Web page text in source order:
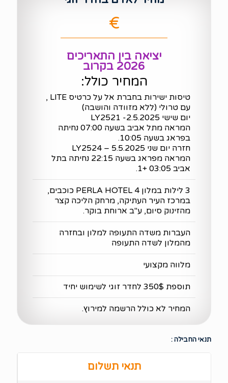
€
יציאה בין התאריכים
2026 בקרוב
המחיר כולל:
טיסות ישירות בחברת אל על כרטיס LITE ,
עם טרולי (ללא מזוודה והושבה)
יום שישי 2.5.2025- LY2521
המראה מתל אביב בשעה 07:00 נחיתה
בפראג בשעה 10:05.
חזרה יום שני 5.5.2025 – LY2524
המראה מפראג בשעה 22:15 נחיתה בתל
אביב 03:05 +1.
3 לילות במלון PERLA HOTEL 4 כוכבים,
במרכז העיר העתיקה, מרחק הליכה קצר
מהזינוק סיום, ע"ב ארוחת בוקר.
העברות משדה התעופה למלון ובחזרה
מהמלון לשדה התעופה
מלווה מקצועי
תוספת 350$ לחדר זוגי לשימוש יחיד
המחיר לא כולל הרשמה למירוץ.
תנאי החבילה :
תנאי תשלום